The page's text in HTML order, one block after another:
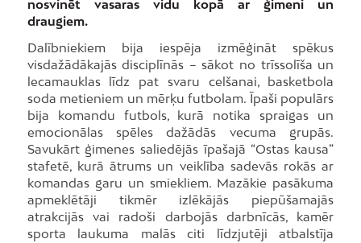
nosvinēt vasaras vidu kopā ar ģimeni un
draugiem.
Dalībniekiem bija iespēja izmēģināt spēkus
visdažādākajās disciplīnās – sākot no trīssolīša un
lecamauklas līdz pat svaru celšanai, basketbola
soda metieniem un mērķu futbolam. Īpaši populārs
bija komandu futbols, kurā notika spraigas un
emocionālas spēles dažādās vecuma grupās.
Savukārt ģimenes saliedējās īpašajā “Ostas kausa”
stafetē, kurā ātrums un veiklība sadevās rokās ar
komandas garu un smiekliem. Mazākie pasākuma
apmeklētāji tikmēr izlēkājās piepūšamajās
atrakcijās vai radoši darbojās darbnīcās, kamēr
sporta laukuma malās citi līdzjutēji atbalstīja